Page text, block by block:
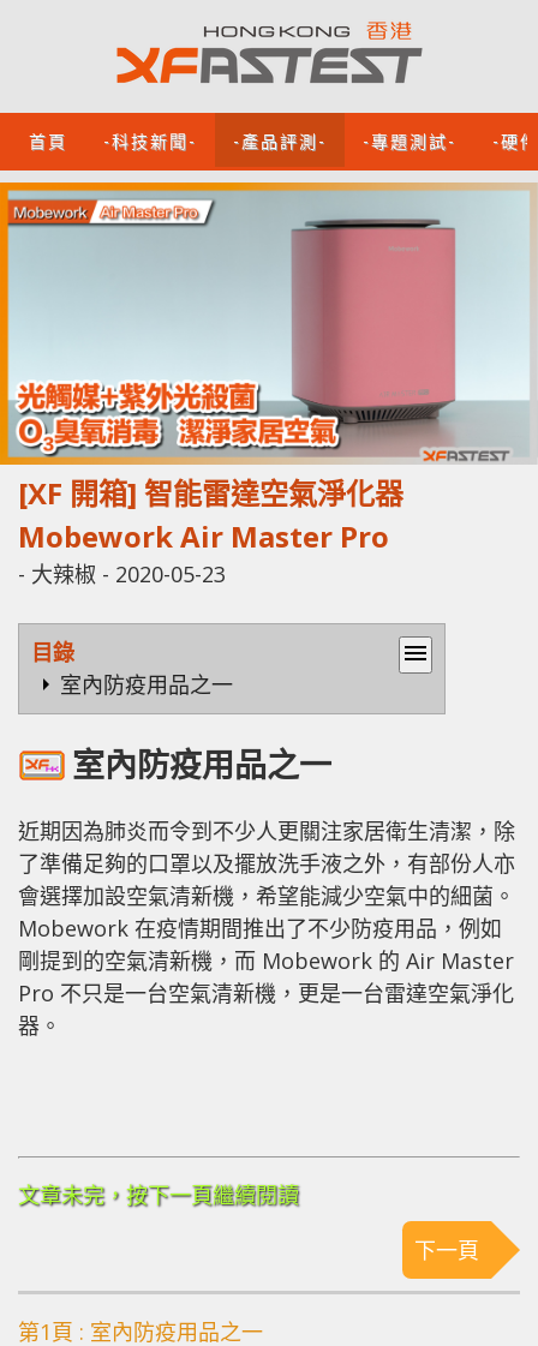
首頁 -科技新聞- -產品評測- -專題測試- -硬
[XF 開箱] 智能雷達空氣淨化器
Mobework Air Master Pro
- 大辣椒 - 2020-05-23
目錄
menu
室內防疫用品之一
室內防疫用品之一
近期因為肺炎而令到不少人更關注家居衛生清潔，除
了準備足夠的口罩以及擺放洗手液之外，有部份人亦
會選擇加設空氣清新機，希望能減少空氣中的細菌。
Mobework 在疫情期間推出了不少防疫用品，例如
剛提到的空氣清新機，而 Mobework 的 Air Master
Pro 不只是一台空氣清新機，更是一台雷達空氣淨化
器。
文章未完，按下一頁繼續閱讀
下一頁
第1頁 : 室內防疫用品之一